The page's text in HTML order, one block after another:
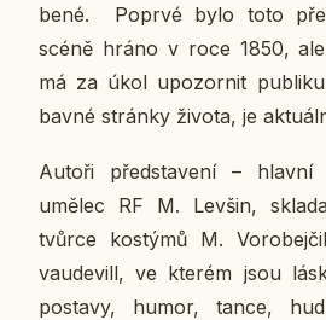
be­né. Poprvé bylo toto
scéně hráno v roce 1850,
má za úkol upo­zor­nit
bav­né strán­ky života, je
Autoři před­sta­ve­ní – hlavní
umělec RF M. Levšin,
tvůrce kos­tý­mů M.
vau­de­vill, ve kterém jsou
po­sta­vy, humor, tance,